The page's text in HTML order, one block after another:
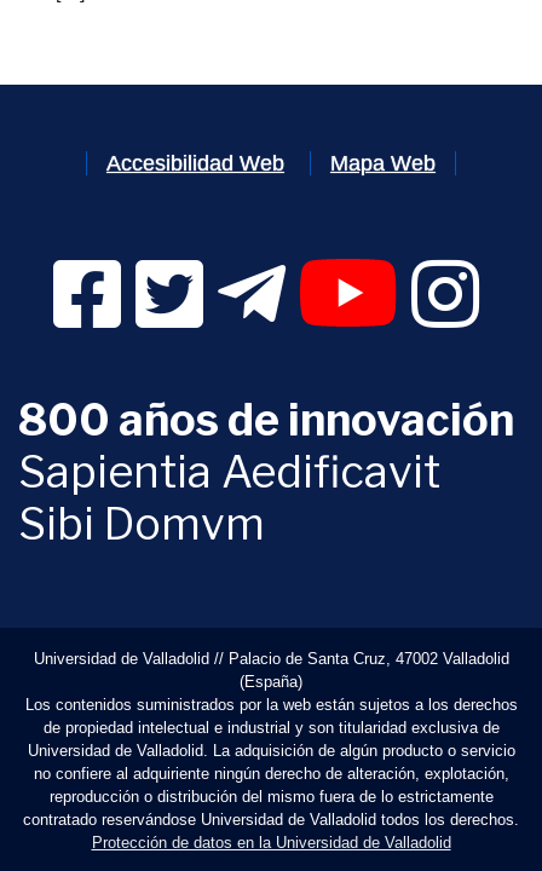
Accesibilidad Web Mapa Web
Facebook Digital UVa (se abrirá en una nueva
Twitter Digital UVa (se abrirá en una
Telegram Digital UVa (se
YouTube Digital
800 años de innovación
Sapientia Aedificavit
Sibi Domvm
Universidad de Valladolid // Palacio de Santa Cruz, 47002 Valladolid
(España)
Los contenidos suministrados por la web están sujetos a los derechos
de propiedad intelectual e industrial y son titularidad exclusiva de
Universidad de Valladolid. La adquisición de algún producto o servicio
no confiere al adquiriente ningún derecho de alteración, explotación,
reproducción o distribución del mismo fuera de lo estrictamente
contratado reservándose Universidad de Valladolid todos los derechos.
Protección de datos en la Universidad de Valladolid